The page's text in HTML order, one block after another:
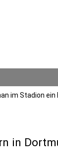
im Stadion
in